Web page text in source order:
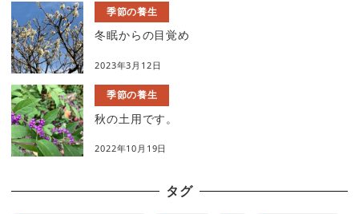
季節の養生
冬眠からの目覚め
2023年3月12日
季節の養生
秋の土用です。
2022年10月19日
タグ